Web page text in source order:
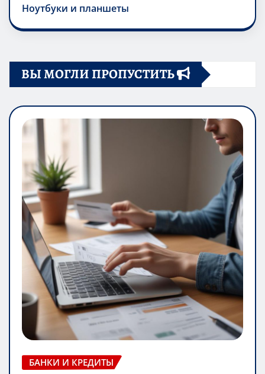
Ноутбуки и планшеты
ВЫ МОГЛИ ПРОПУСТИТЬ
БАНКИ И КРЕДИТЫ